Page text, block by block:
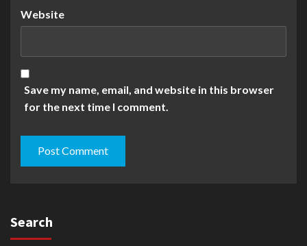
Website
Save my name, email, and website in this browser
for the next time I comment.
Search